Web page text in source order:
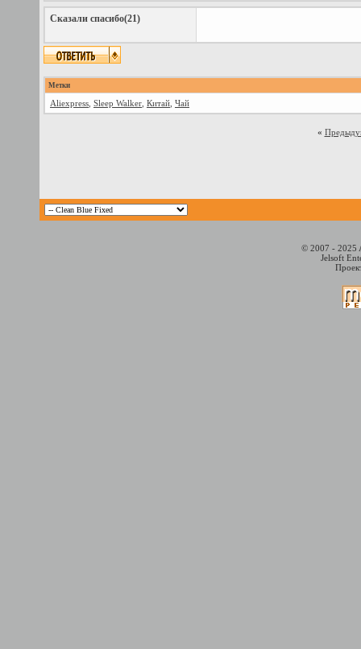
Сказали спасибо(21)
Метки
Aliexpress Sleep Walker Китай Чай
«
© 2007 - 2025
Jelsoft